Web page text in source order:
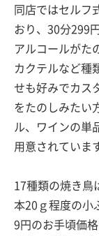
同店ではセルフ
おり、30分299
アルコールがた
カクテルなど種
せも好みでカス
をたのしみたい
ル、ワインの単
用意されていま
17種類の焼き鳥
本20ｇ程度の小
9円のお手頃価